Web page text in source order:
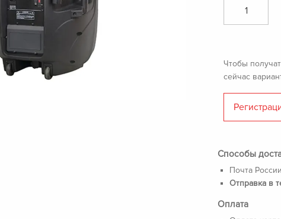
Чтобы
сейчас
Способы
Почта
Отправка в
Оплата